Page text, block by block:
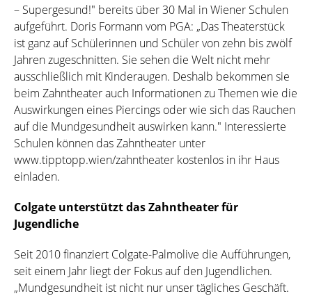
– Supergesund!" bereits über 30 Mal in Wiener Schulen
aufgeführt. Doris Formann vom PGA: „Das Theaterstück
ist ganz auf Schülerinnen und Schüler von zehn bis zwölf
Jahren zugeschnitten. Sie sehen die Welt nicht mehr
ausschließlich mit Kinderaugen. Deshalb bekommen sie
beim Zahntheater auch Informationen zu Themen wie die
Auswirkungen eines Piercings oder wie sich das Rauchen
auf die Mundgesundheit auswirken kann." Interessierte
Schulen können das Zahntheater unter
www.tipptopp.wien/zahntheater kostenlos in ihr Haus
einladen.
Colgate unterstützt das Zahntheater für
Jugendliche
Seit 2010 finanziert Colgate-Palmolive die Aufführungen,
seit einem Jahr liegt der Fokus auf den Jugendlichen.
„Mundgesundheit ist nicht nur unser tägliches Geschäft.